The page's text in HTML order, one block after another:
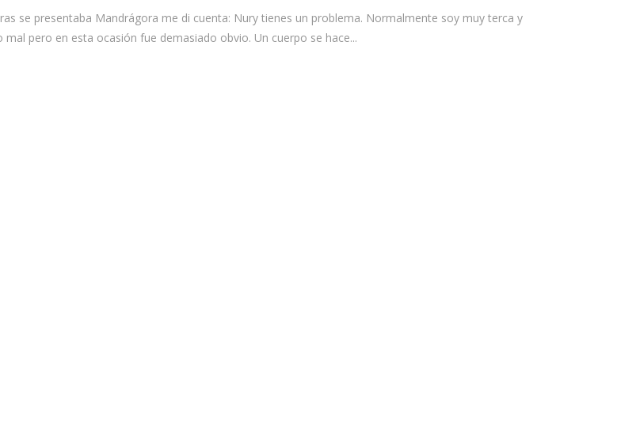
se presentaba Mandrágora me di cuenta: Nury tienes un problema. Normalmente soy muy terca y
pero en esta ocasión fue demasiado obvio. Un cuerpo se hace...